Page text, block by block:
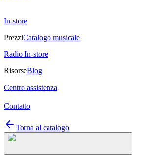
In-store
PrezziCatalogo musicale
Radio In-store
RisorseBlog
Centro assistenza
Contatto
Torna al catalogo